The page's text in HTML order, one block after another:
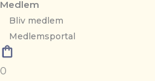
Medlem
Bliv medlem
Medlemsportal
0